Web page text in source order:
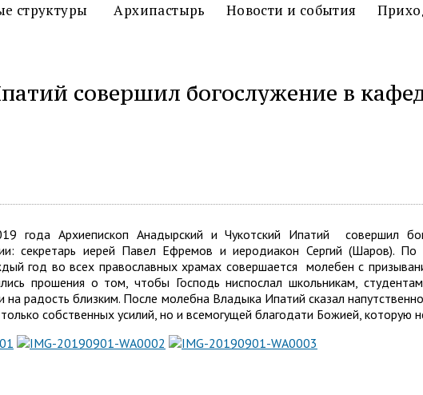
структуры Архипастырь Новости и события
совершил богослужение в
года Архиепископ Анадырский и Чукотский Ипатий совершил
секретарь иерей Павел Ефремов и иеродиакон Сергий (Шаров).
год во всех православных храмах совершается молебен с
прошения о том, чтобы Господь ниспослал школьникам,
радость близким. После молебна Владыка Ипатий сказал
собственных усилий, но и всемогущей благодати Божией, которую